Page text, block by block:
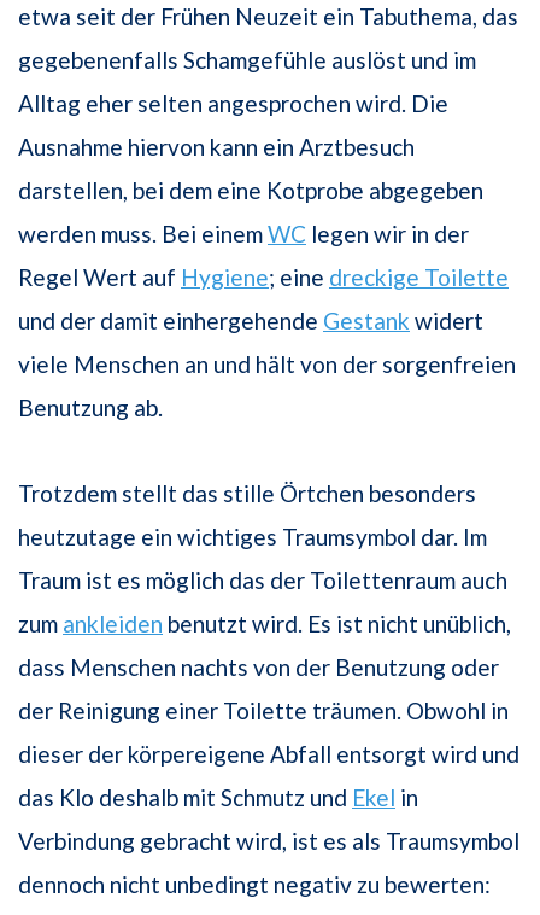
etwa seit der Frühen Neuzeit ein Tabuthema, das
gegebenenfalls Schamgefühle auslöst und im
Alltag eher selten angesprochen wird. Die
Ausnahme hiervon kann ein Arztbesuch
darstellen, bei dem eine Kotprobe abgegeben
werden muss. Bei einemWC legen wir in der
Regel Wert auf Hygiene; eine dreckige Toilette
und der damit einhergehende Gestank widert
viele Menschen an und hält von der sorgenfreien
Benutzung ab.
Trotzdem stellt das stille Örtchen besonders
heutzutage ein wichtiges Traumsymbol dar. Im
Traum ist es möglich das der Toilettenraum auch
zum ankleiden benutzt wird. Es ist nicht unüblich,
dass Menschen nachts von der Benutzung oder
der Reinigung einer Toilette träumen. Obwohl in
dieser der körpereigene Abfall entsorgt wird und
das Klo deshalb mit Schmutz und Ekel in
Verbindung gebracht wird, ist es als Traumsymbol
dennoch nicht unbedingt negativ zu bewerten: